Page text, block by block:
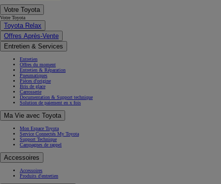
Votre Toyota
Votre Toyota
Toyota Relax
Offres Après-Vente
Entretien & Services
Entretien
Offres du moment
Entretien & Réparation
Pneumatiques
Pièces d'origine
Bris de glace
Carrosserie
Documentation & Support technique
Solution de paiement en x fois
Ma Vie avec Toyota
Mon Espace Toyota
Service Connectés My Toyota
Support Technique
Campagnes de rappel
Accessoires
Accessoires
Produits d'entretien